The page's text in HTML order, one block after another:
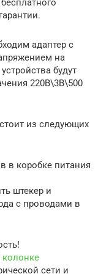
адаптер с
на
будут
220В\3В\500
из следующих
в коробке питания
штекер и
с проводами в
колонке
сети и